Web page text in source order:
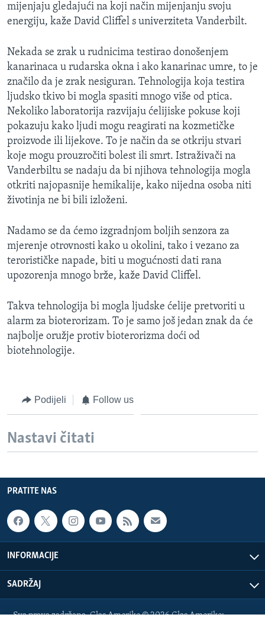
mijenjaju gledajući na koji način mijenjanju svoju
energiju, kaže David Cliffel s univerziteta Vanderbilt.
Nekada se zrak u rudnicima testirao donošenjem
kanarinaca u rudarska okna i ako kanarinac umre, to je
značilo da je zrak nesiguran. Tehnologija koja testira
ljudsko tkivo bi mogla spasiti mnogo više od ptica.
Nekoliko laboratorija razvijaju ćelijiske pokuse koji
pokazuju kako ljudi mogu reagirati na kozmetičke
proizvode ili lijekove. To je način da se otkriju stvari
koje mogu prouzročiti bolest ili smrt. Istraživači na
Vanderbiltu se nadaju da bi njihova tehnologija mogla
otkriti najopasnije hemikalije, kako nijedna osoba niti
životinja ne bi bili izloženi.
Nadamo se da ćemo izgradnjom boljih senzora za
mjerenje otrovnosti kako u okolini, tako i vezano za
terorističke napade, biti u mogućnosti dati rana
upozorenja mnogo brže, kaže David Cliffel.
Takva tehnologija bi mogla ljudske ćelije pretvoriti u
alarm za bioterorizam. To je samo još jedan znak da će
najbolje oružje protiv bioterorizma doći od
biotehnologije.
Podijeli Follow us
Nastavi čitati
PRATITE NAS
INFORMACIJE
SADRŽAJ
Sva prava zadržana. Glas Amerike © 2026 Glas Amerike: